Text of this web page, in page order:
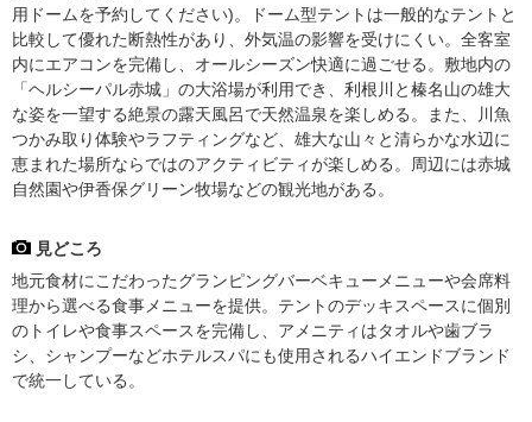
用ドームを予約してください)。ドーム型テントは一般的なテントと
比較して優れた断熱性があり、外気温の影響を受けにくい。全客室
内にエアコンを完備し、オールシーズン快適に過ごせる。敷地内の
「ヘルシーパル赤城」の大浴場が利用でき、利根川と榛名山の雄大
な姿を一望する絶景の露天風呂で天然温泉を楽しめる。また、川魚
つかみ取り体験やラフティングなど、雄大な山々と清らかな水辺に
恵まれた場所ならではのアクティビティが楽しめる。周辺には赤城
自然園や伊香保グリーン牧場などの観光地がある。
見どころ
地元食材にこだわったグランピングバーベキューメニューや会席料
理から選べる食事メニューを提供。テントのデッキスペースに個別
のトイレや食事スペースを完備し、アメニティはタオルや歯ブラ
シ、シャンプーなどホテルスパにも使用されるハイエンドブランド
で統一している。